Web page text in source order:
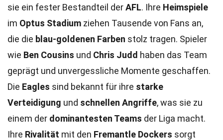
sie ein fester Bestandteil derAFL. Ihre Heimspiele
im Optus Stadium ziehen Tausende von Fans an,
die die blau-goldenen Farben stolz tragen. Spieler
wie Ben Cousins und Chris Judd haben das Team
geprägt und unvergessliche Momente geschaffen.
Die Eagles sind bekannt für ihre starke
Verteidigung und schnellen Angriffe, was sie zu
einem der dominantesten Teams der Liga macht.
Ihre Rivalität mit den Fremantle Dockers sorgt